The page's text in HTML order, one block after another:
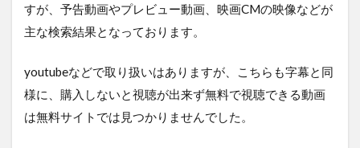
すが、予告動画やプレビュー動画、映画CMの映像などが
主な検索結果となっております。
youtubeなどで取り扱いはありますが、こちらも字幕と同
様に、購入しないと視聴が出来ず無料で視聴できる動画
は無料サイトでは見つかりませんでした。